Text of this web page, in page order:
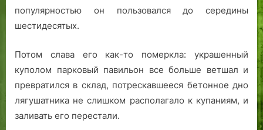
популярностью он пользовался до середины
шестидесятых.
Потом слава его как-то померкла: украшенный
куполом парковый павильон все больше ветшал и
превратился в склад, потрескавшееся бетонное дно
лягушатника не слишком располагало к купаниям, и
заливать его перестали.